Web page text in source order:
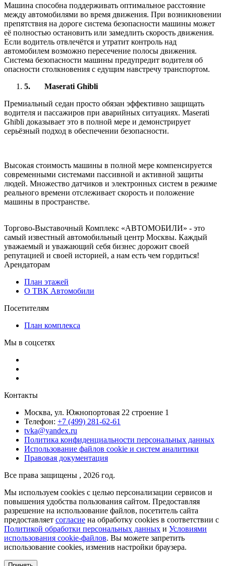
Машина способна поддерживать оптимальное расстояние
между автомобилями во время движения. При возникновении
препятствия на дороге система безопасности машины может
её полностью остановить или замедлить скорость движения.
Если водитель отвлечётся и утратит контроль над
автомобилем возможно пересечение полосы движения.
Система безопасности машины предупредит водителя об
опасности столкновения с едущим навстречу транспортом.
5. Maserati Ghibli
Премиальный седан просто обязан эффективно защищать
водителя и пассажиров при аварийных ситуациях. Maserati
Ghibli доказывает это в полной мере и демонстрирует
серьёзный подход в обеспечении безопасности.
Высокая стоимость машины в полной мере компенсируется
современными системами пассивной и активной защиты
людей. Множество датчиков и электронных систем в режиме
реального времени отслеживает скорость и положение
машины в пространстве.
Торгово-Выставочный Комплекс «АВТОМОБИЛИ» - это
самый известный автомобильный центр Москвы. Каждый
уважаемый и уважающий себя бизнес дорожит своей
репутацией и своей историей, а нам есть чем гордиться!
Арендаторам
План этажей
О ТВК Автомобили
Посетителям
План комплекса
Мы в соцсетях
Контакты
Москва, ул. Южнопортовая 22 строение 1
Телефон: +7 (499) 281-62-61
tvka@yandex.ru
Политика конфиденциальности персональных данных
Использование файлов cookie и систем аналитики
Правовая документация
Все права защищены , 2026 год.
Мы используем cookies с целью персонализации сервисов и
повышения удобства пользования сайтом. Предоставляя
разрешение на использование файлов, посетитель сайта
предоставляет согласие на обработку cookies в соответствии с
Политикой обработки персональных данных и Условиями
использования cookie-файлов. Вы можете запретить
использование cookies, изменив настройки браузера.